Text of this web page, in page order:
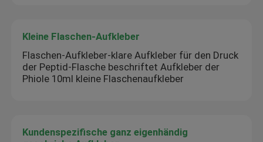
Kleine Flaschen-Aufkleber
Flaschen-Aufkleber-klare Aufkleber für den Druck
der Peptid-Flasche beschriftet Aufkleber der
Phiole 10ml kleine Flaschenaufkleber
Kundenspezifische ganz eigenhändig